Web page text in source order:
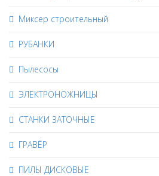
Миксер строительный
РУБАНКИ
Пылесосы
ЭЛЕКТРОНОЖНИЦЫ
СТАНКИ ЗАТОЧНЫЕ
ГРАВЁР
ПИЛЫ ДИСКОВЫЕ